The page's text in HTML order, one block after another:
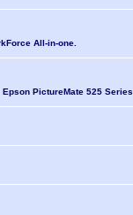
All-in-one.
PictureMate 525 Series